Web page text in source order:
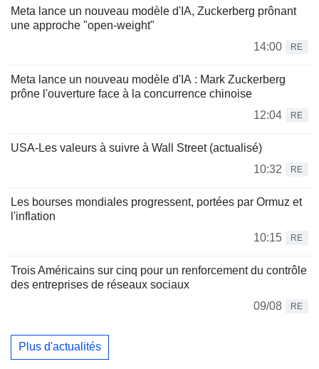
Meta lance un nouveau modèle d'IA, Zuckerberg prônant
une approche "open-weight"
14:00
RE
Meta lance un nouveau modèle d'IA : Mark Zuckerberg
prône l'ouverture face à la concurrence chinoise
12:04
RE
USA-Les valeurs à suivre à Wall Street (actualisé)
10:32
RE
Les bourses mondiales progressent, portées par Ormuz et
l'inflation
10:15
RE
Trois Américains sur cinq pour un renforcement du contrôle
des entreprises de réseaux sociaux
09/08
RE
Plus d'actualités